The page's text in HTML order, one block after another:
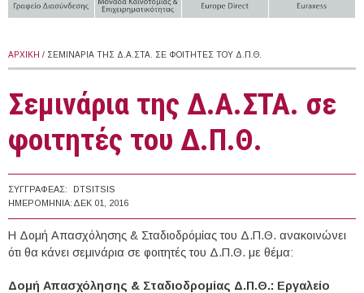
ΑΡΧΙΚΉ / ΣΕΜΙΝΆΡΙΑ ΤΗΣ Δ.Α.ΣΤΑ. ΣΕ ΦΟΙΤΗΤΈΣ ΤΟΥ Δ.Π.Θ.
Σεμινάρια της Δ.Α.ΣΤΑ. σε
φοιτητές του Δ.Π.Θ.
ΣΥΓΓΡΑΦΈΑΣ:
DTSITSIS
ΗΜΕΡΟΜΗΝΊΑ: ΔΕΚ 01, 2016
Η Δομή Απασχόλησης & Σταδιοδρόμίας του Δ.Π.Θ. ανακοινώνει
ότι θα κάνει σεμινάρια σε φοιτητές του Δ.Π.Θ. με θέμα:
Δομή Απασχόλησης & Σταδιοδρομίας Δ.Π.Θ.: Εργαλείο